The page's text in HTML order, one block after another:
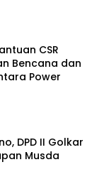
CSR
Bencana dan
Power
DPD II Golkar
Musda